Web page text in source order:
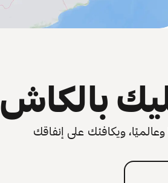
بالكاش
ويكافئك على إنفاقك